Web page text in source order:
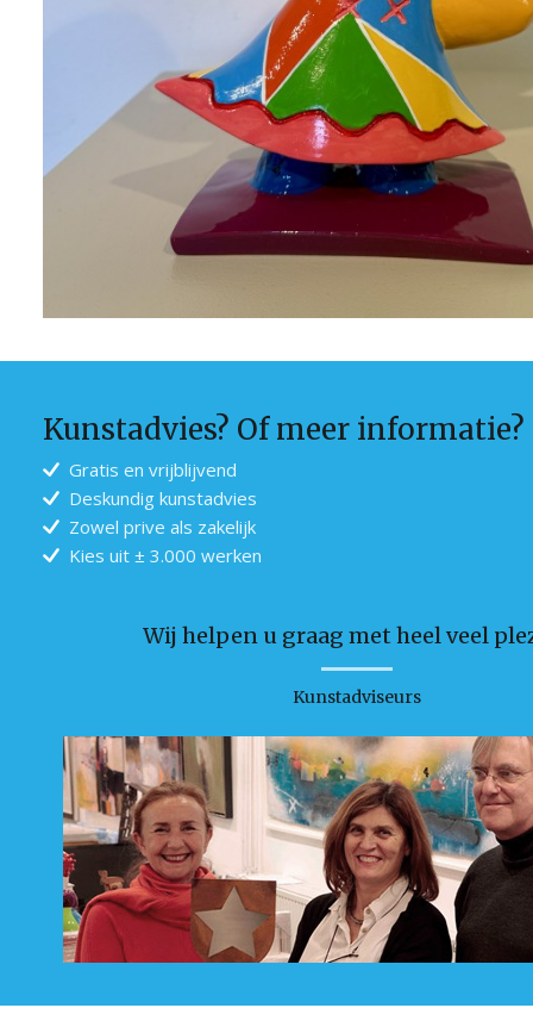
Kunstadvies? Of meer informatie?
Gratis en vrijblijvend
Deskundig kunstadvies
Zowel prive als zakelijk
Kies uit ± 3.000 werken
Wij helpen u graag met heel veel
Kunstadviseurs